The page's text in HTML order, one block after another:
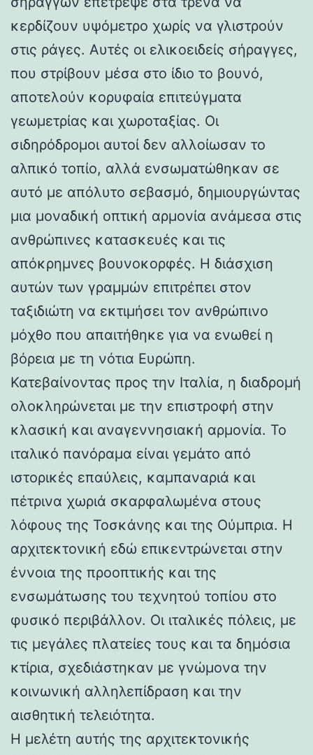
κερδίζουν υψόμετρο χωρίς να γλιστρούν
στις ράγες. Αυτές οι ελικοειδείς σήραγγες,
που στρίβουν μέσα στο ίδιο το βουνό,
αποτελούν κορυφαία επιτεύγματα
γεωμετρίας και χωροταξίας. Οι
σιδηρόδρομοι αυτοί δεν αλλοίωσαν το
αλπικό τοπίο, αλλά ενσωματώθηκαν σε
αυτό με απόλυτο σεβασμό, δημιουργώντας
μια μοναδική οπτική αρμονία ανάμεσα στις
ανθρώπινες κατασκευές και τις
απόκρημνες βουνοκορφές. Η διάσχιση
αυτών των γραμμών επιτρέπει στον
ταξιδιώτη να εκτιμήσει τον ανθρώπινο
μόχθο που απαιτήθηκε για να ενωθεί η
βόρεια με τη νότια Ευρώπη.
Κατεβαίνοντας προς την Ιταλία, η διαδρομή
ολοκληρώνεται με την επιστροφή στην
κλασική και αναγεννησιακή αρμονία. Το
ιταλικό πανόραμα είναι γεμάτο από
ιστορικές επαύλεις, καμπαναριά και
πέτρινα χωριά σκαρφαλωμένα στους
λόφους της Τοσκάνης και της Ούμπρια. Η
αρχιτεκτονική εδώ επικεντρώνεται στην
έννοια της προοπτικής και της
ενσωμάτωσης του τεχνητού τοπίου στο
φυσικό περιβάλλον. Οι ιταλικές πόλεις, με
τις μεγάλες πλατείες τους και τα δημόσια
κτίρια, σχεδιάστηκαν με γνώμονα την
κοινωνική αλληλεπίδραση και την
αισθητική τελειότητα.
Η μελέτη αυτής της αρχιτεκτονικής